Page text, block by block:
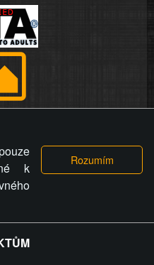
toto opatření provozovatele
fotografii nebo video na
fotografie, videa nebo
okolnost uplatnit vůči
na náhradu škody nebo
újmy.
zvrácenej. To jen
k